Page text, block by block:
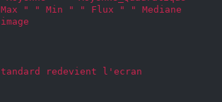
" " Min " " Flux " " Mediane
redevient l'ecran